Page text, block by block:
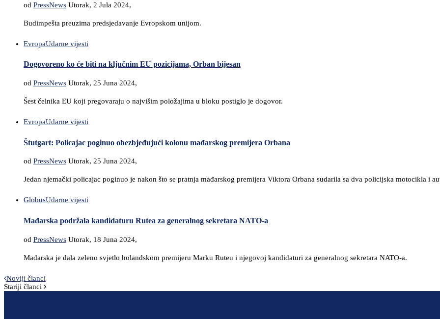
od PressNews Utorak, 2 Jula 2024,
Budimpešta preuzima predsjedavanje Evropskom unijom.
EvropaUdarne vijesti
Dogovoreno ko će biti na ključnim EU pozicijama, Orban bijesan
od PressNews Utorak, 25 Juna 2024,
Šest čelnika EU koji pregovaraju o najvišim položajima u bloku postiglo je dogovor.
EvropaUdarne vijesti
Štutgart: Policajac poginuo obezbjeđujući kolonu mađarskog premijera Orbana
od PressNews Utorak, 25 Juna 2024,
Jedan njemački policajac poginuo je nakon što se pratnja mađarskog premijera Viktora Orbana sudarila sa dva policijska motocikla i
GlobusUdarne vijesti
Mađarska podržala kandidaturu Rutea za generalnog sekretara NATO-a
od PressNews Utorak, 18 Juna 2024,
Mađarska je dala zeleno svjetlo holandskom premijeru Marku Ruteu i njegovoj kandidaturi za generalnog sekretara NATO-a.
Noviji članci
Stariji članci